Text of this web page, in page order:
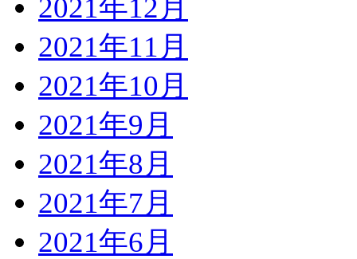
2021年12月
2021年11月
2021年10月
2021年9月
2021年8月
2021年7月
2021年6月